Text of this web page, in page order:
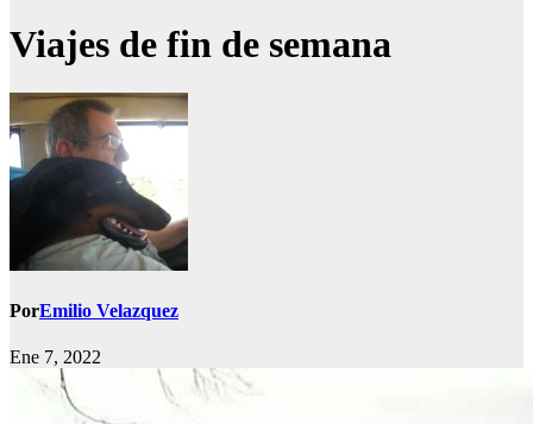
Viajes de fin de semana
PorEmilio Velazquez
Ene 7, 2022